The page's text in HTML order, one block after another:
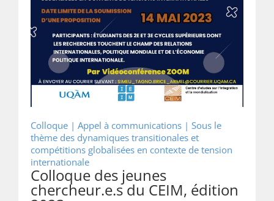
Colloque | Appel à communications | Sous le
thème des dynamiques transitionales et
compétitions globalisées en contexte de tension
internationale
Colloque des jeunes
chercheur.e.s du CEIM, édition